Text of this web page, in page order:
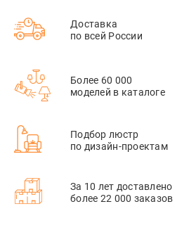
Доставка
по всей России
Более 60 000
моделей в каталоге
Подбор люстр
по дизайн-проектам
За 10 лет доставлено
более 22 000 заказов